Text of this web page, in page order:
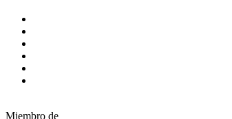
Miembro de